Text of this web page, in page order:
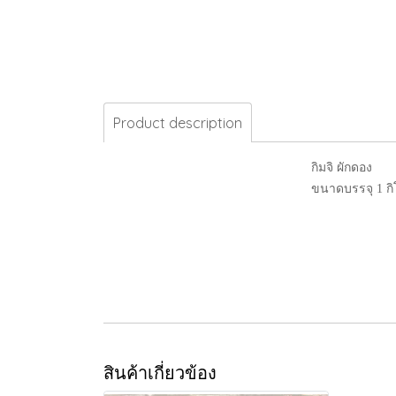
Product description
กิมจิ ผักดอง
ขนาดบรรจุ 1 กิ
สินค้าเกี่ยวข้อง